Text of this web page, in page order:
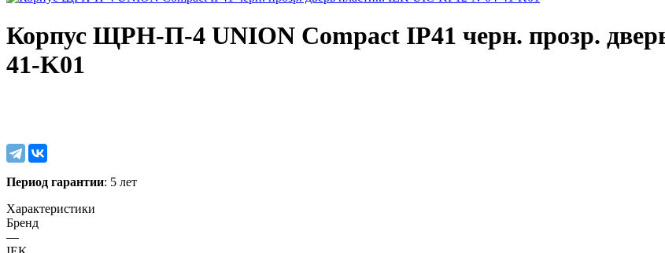
Корпус ЩРН-П-4 UNION Compact IP41 черн. прозр.
41-K01
Период гарантии: 5 лет
Характеристики
Бренд
—